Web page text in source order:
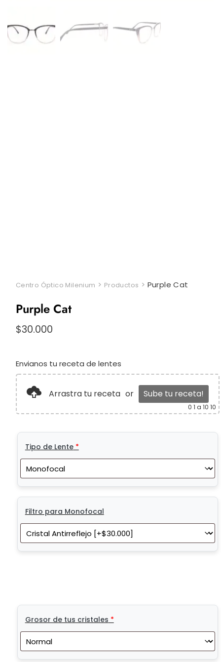
Centro Óptico Milenium > Productos > Purple Cat
Purple Cat
$30.000
Envianos tu receta de lentes
Arrastra tu receta or Sube tu receta!
0 1 a 10 10
Tipo de Lente*
Filtro para Monofocal
Grosor de tus cristales *